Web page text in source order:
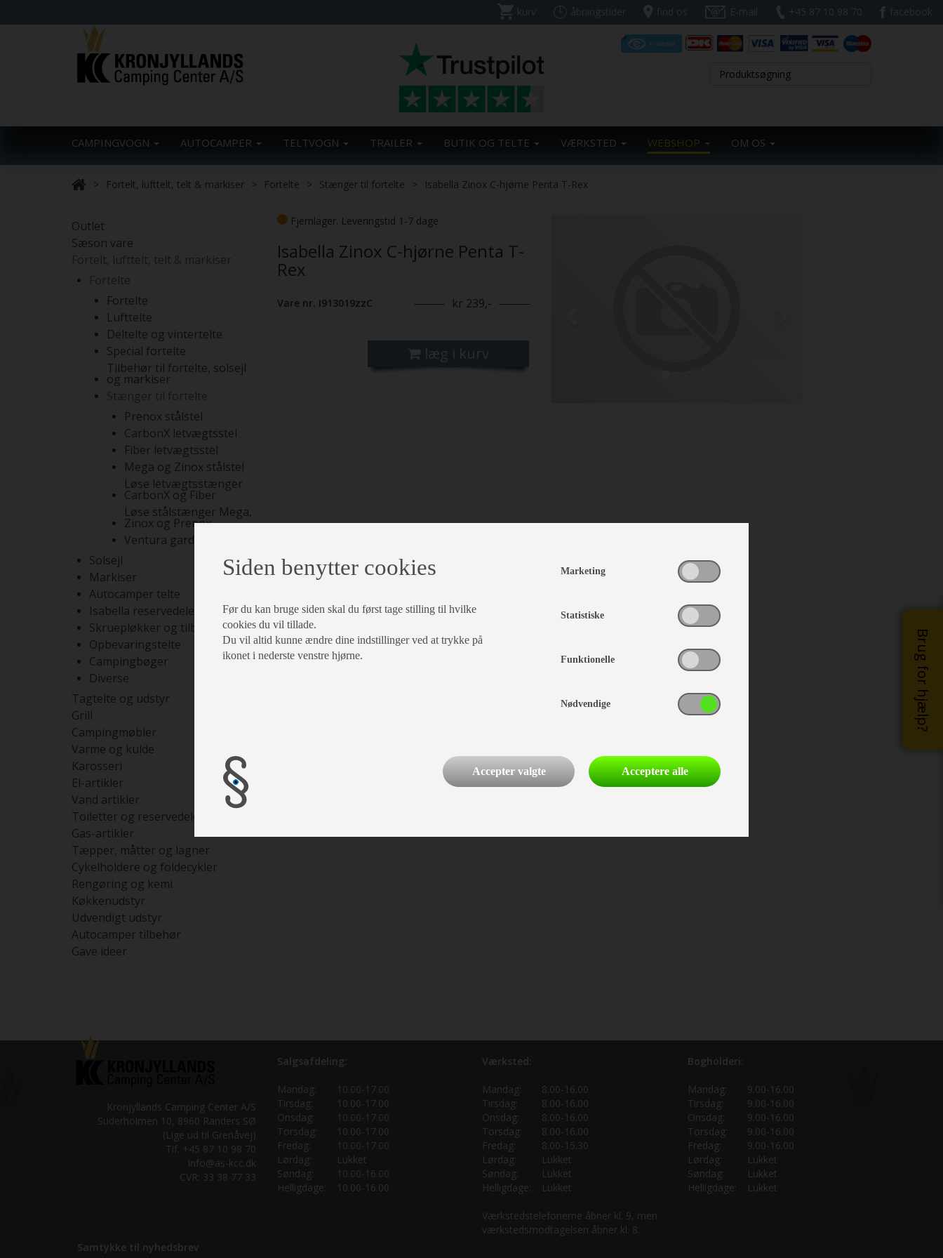
kurv åbningstider find os E-mail +45 87 10 98 70 facebook
CAMPINGVOGN AUTOCAMPER TELTVOGN TRAILER BUTIK OG TELTE VÆRKSTED WEBSHOP OM OS
Brug for hjælp?
Fortelt, lufttelt, telt & markiser Fortelte Stænger til fortelte Isabella Zinox C-hjørne Penta T-Rex
Outlet
Sæson vare
Fortelt, lufttelt, telt & markiser
Fortelte
Fortelte
Lufttelte
Deltelte og vintertelte
Special fortelte
Tilbehør til fortelte, solsejl
og markiser
Stænger til fortelte
Prenox stålstel
CarbonX letvægtsstel
Fiber letvægtsstel
Mega og Zinox stålstel
Løse letvægtsstænger
CarbonX og Fiber
Løse stålstænger Mega,
Zinox og Prenox
Ventura gardinstænger
Solsejl
Markiser
Autocamper telte
Isabella reservedele
Skruepløkker og tilbehør
Opbevaringstelte
Campingbøger
Diverse
Tagtelte og udstyr
Grill
Campingmøbler
Varme og kulde
Karosseri
El-artikler
Vand artikler
Toiletter og reservedele
Gas-artikler
Tæpper, måtter og lagner
Cykelholdere og foldecykler
Rengøring og kemi
Køkkenudstyr
Udvendigt udstyr
Autocamper tilbehør
Gave ideer
Fjernlager. Leveringstid 1-7 dage
Isabella Zinox C-hjørne Penta T-
Rex
Vare nr. I913019zzC kr 239,-
læg i kurv
Kronjyllands Camping Center A/S
Suderholmen 10, 8960 Randers SØ
(Lige ud til Grenåvej)
Tlf. +45 87 10 98 70
Info@as-kcc.dk
CVR: 33 38 77 33
Samtykke til nyhedsbrev
Salgsafdeling:
Mandag:
10.00-17.00
Tirsdag:
10.00-17.00
Onsdag:
10.00-17.00
Torsdag:
10.00-17.00
Fredag:
10.00-17.00
Lørdag:
Lukket
Søndag:
10.00-16.00
Helligdage:
10.00-16.00
Værksted:
Mandag:
8.00-16.00
Tirsdag:
8.00-16.00
Onsdag:
8.00-16.00
Torsdag:
8.00-16.00
Fredag:
8.00-15.30
Lørdag:
Lukket
Søndag:
Lukket
Helligdage:
Lukket
Værkstedstelefonerne åbner kl. 9, men
værkstedsmodtagelsen åbner kl. 8.
Bogholderi:
Mandag:
9.00-16.00
Tirsdag:
9.00-16.00
Onsdag:
9.00-16.00
Torsdag:
9.00-16.00
Fredag:
9.00-16.00
Lørdag:
Lukket
Søndag:
Lukket
Helligdage:
Lukket
Siden benytter cookies
Før du kan bruge siden skal du først tage stilling til hvilke
cookies du vil tillade.
Du vil altid kunne ændre dine indstillinger ved at trykke på
ikonet i nederste venstre hjørne.
Marketing
Statistiske
Funktionelle
Nødvendige
Accepter valgte Acceptere alle